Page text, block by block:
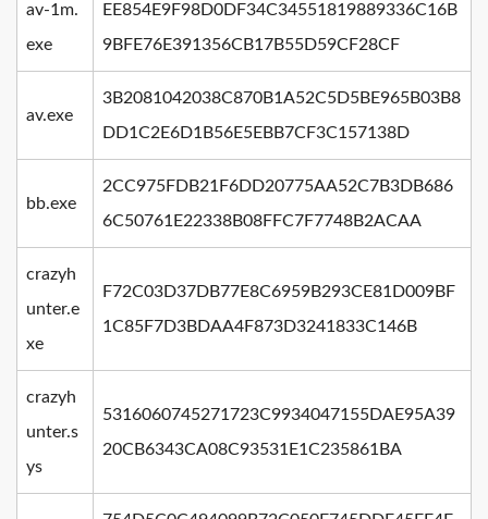
av-1m.
exe
EE854E9F98D0DF34C34551819889336C16B
9BFE76E391356CB17B55D59CF28CF
av.exe
3B2081042038C870B1A52C5D5BE965B03B8
DD1C2E6D1B56E5EBB7CF3C157138D
bb.exe
2CC975FDB21F6DD20775AA52C7B3DB686
6C50761E22338B08FFC7F7748B2ACAA
crazyh
unter.e
xe
F72C03D37DB77E8C6959B293CE81D009BF
1C85F7D3BDAA4F873D3241833C146B
crazyh
unter.s
ys
5316060745271723C9934047155DAE95A39
20CB6343CA08C93531E1C235861BA